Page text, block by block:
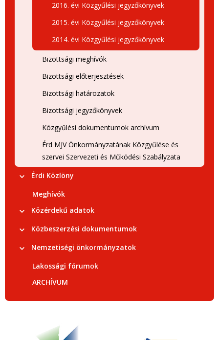
2016. évi Közgyűlési jegyzőkönyvek
2015. évi Közgyűlési jegyzőkönyvek
2014. évi Közgyűlési jegyzőkönyvek
Bizottsági meghívók
Bizottsági előterjesztések
Bizottsági határozatok
Bizottsági jegyzőkönyvek
Közgyűlési dokumentumok archívum
Érd MJV Önkormányzatának Közgyűlése és
szervei Szervezeti és Működési Szabályzata
Érdi Közlöny
Meghívók
Közérdekű adatok
Közbeszerzési dokumentumok
Nemzetiségi önkormányzatok
Lakossági fórumok
ARCHÍVUM